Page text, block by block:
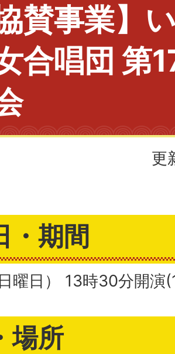
賛事業】
合唱団 第
更
・期間
曜日） 13時30分開演
場所